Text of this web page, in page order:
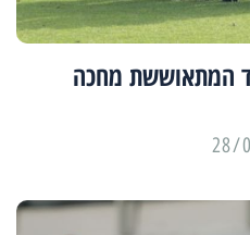
המתאוששת מחכה